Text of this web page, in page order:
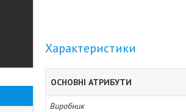
Характеристики
ОСНОВНІ АТРИБУТИ
Виробник